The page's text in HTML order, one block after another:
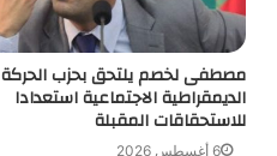
مصطفى لخصم يلتحق بحزب الحركة
الديمقراطية الاجتماعية استعدادا
للاستحقاقات المقبلة
6 أغسطس 2026